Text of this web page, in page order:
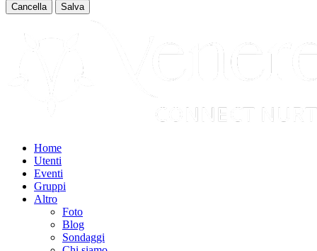
Cancella Salva
Home
Utenti
Eventi
Gruppi
Altro
Foto
Blog
Sondaggi